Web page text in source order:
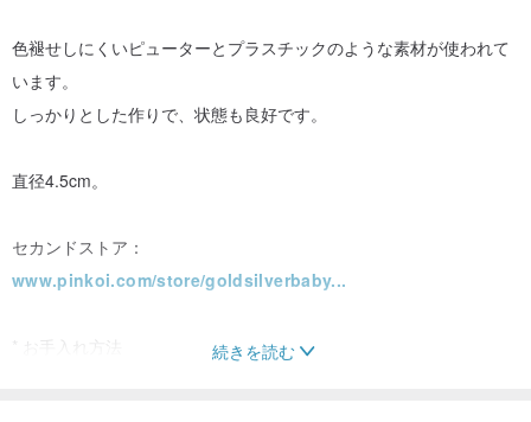
色褪せしにくいピューターとプラスチックのような素材が使われて
います。
しっかりとした作りで、状態も良好です。
直径4.5cm。
セカンドストア：
www.pinkoi.com/store/goldsilverbaby...
* お手入れ方法
続きを読む